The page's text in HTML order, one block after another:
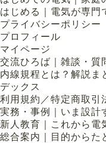
はじめる｜電気が専門
プライバシーポリシー
プロフィール
マイページ
交流ひろば｜雑談・質
内線規程とは？解説ま
デックス
利用規約／特定商取引
実務・事例｜いま設計
新人教育｜これから電
総合案内｜目的からた